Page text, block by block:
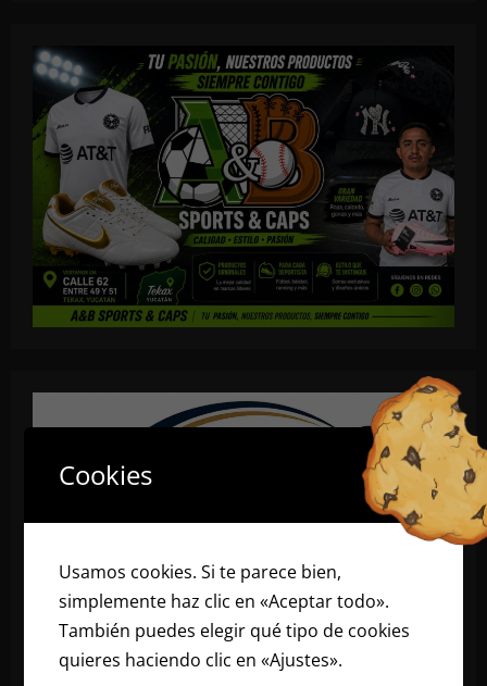
Cookies
Usamos cookies. Si te parece bien,
simplemente haz clic en «Aceptar todo».
También puedes elegir qué tipo de cookies
quieres haciendo clic en «Ajustes».